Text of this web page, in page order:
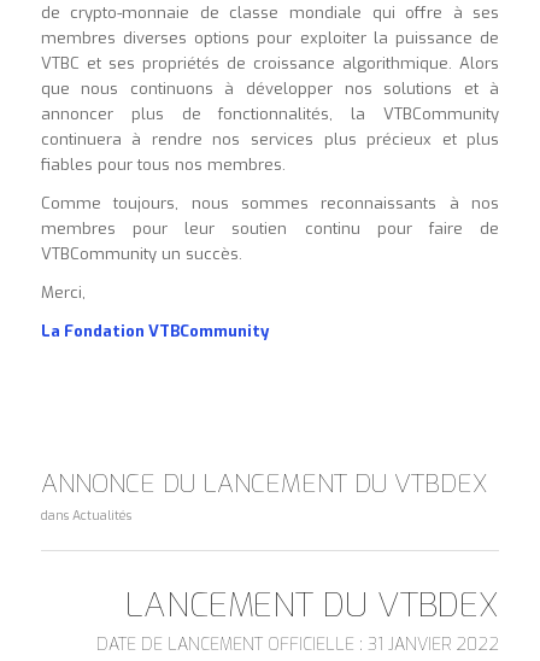
de crypto-monnaie de classe mondiale qui offre à ses
membres diverses options pour exploiter la puissance de
VTBC et ses propriétés de croissance algorithmique. Alors
que nous continuons à développer nos solutions et à
annoncer plus de fonctionnalités, la VTBCommunity
continuera à rendre nos services plus précieux et plus
fiables pour tous nos membres.
Comme toujours, nous sommes reconnaissants à nos
membres pour leur soutien continu pour faire de
VTBCommunity un succès.
Merci,
La Fondation VTBCommunity
ANNONCE DU LANCEMENT DU VTBDEX
dans Actualités
LANCEMENT DU VTBDEX
DATE DE LANCEMENT OFFICIELLE : 31 JANVIER 2022